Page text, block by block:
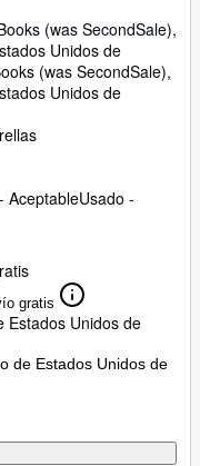
(was SecondSale),
Unidos de
(was SecondSale),
Unidos de
AceptableUsado -
gratis
Estados Unidos de
de Estados Unidos de